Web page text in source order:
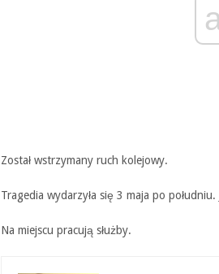
Został wstrzymany ruch kolejowy.
Tragedia wydarzyła się 3 maja po
Na miejscu pracują służby.